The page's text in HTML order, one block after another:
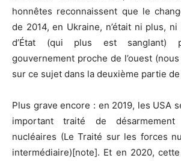
honnêtes reconnaissent que le
de 2014, en Ukraine, n’était ni plus, ni
d’État (qui plus est sanglant)
gouvernement proche de l’ouest
sur ce sujet dans la deuxième partie
Plus grave encore : en 2019, les USA
important traité de
nucléaires (Le Traité sur les forces
intermédiaire)[note]. Et en 2020,